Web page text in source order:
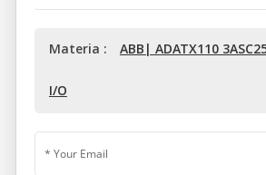
Materia : ABB| ADATX110
I/O